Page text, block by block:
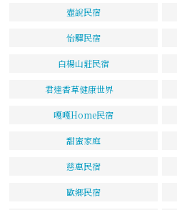
壺說民宿
怡驛民宿
白楊山莊民宿
君達香草健康世界
嘎嘎Home民宿
甜蜜家庭
慈惠民宿
歐鄉民宿